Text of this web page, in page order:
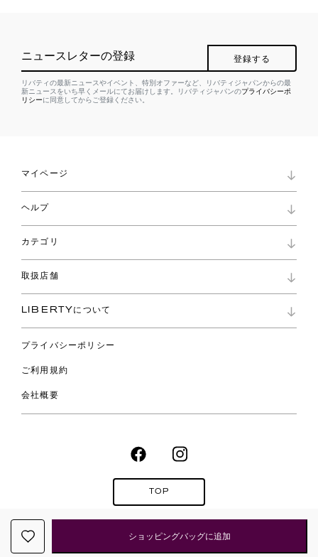
ショッピングバッグに追加
ニュースレターの登録 登録する
リバティの最新ニュースやイベント、特別オファーなど、リバティジャパンからの最
新ニュースをいち早くメールにてお届けします。リバティジャパンのプライバシーポ
リシーに同意してからご登録ください。
マイページ
ロイヤリティプログラム
パスワード再設定
ショッピングバッグ
ヘルプ
お問い合わせ
よくあるご質問
ご利用ガイド
カテゴリ
コレクション
ファブリックス
バッグ
ウェア
ライフスタイル
スペシャル
取扱店舗
リバティ・ファブリックス
LIBERTYについて
プライバシーポリシー
ご利用規約
会社概要
Copyright LIBERTY JAPAN CO.,LTD. All Rights Reserved.
TOP